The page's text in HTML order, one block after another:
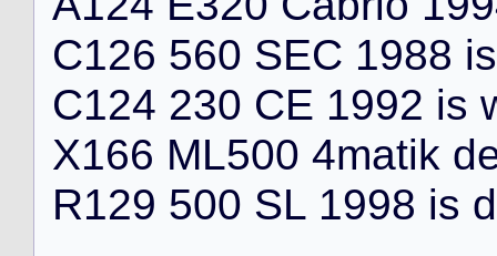
C126 560 SEC 1988 is
C124 230 CE 1992 is
X166 ML500 4matik d
R129 500 SL 1998 is d